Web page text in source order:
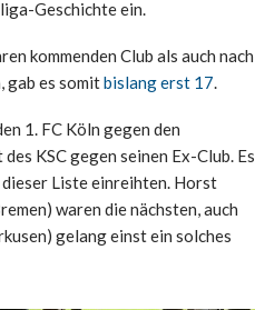
Geschichte ein.
kommenden Club als auch nach
gab es somitbislang erst 17.
1. FC Köln gegen den
KSC gegen seinen Ex-Club. Es
Liste einreihten. Horst
waren die nächsten, auch
gelang einst ein solches